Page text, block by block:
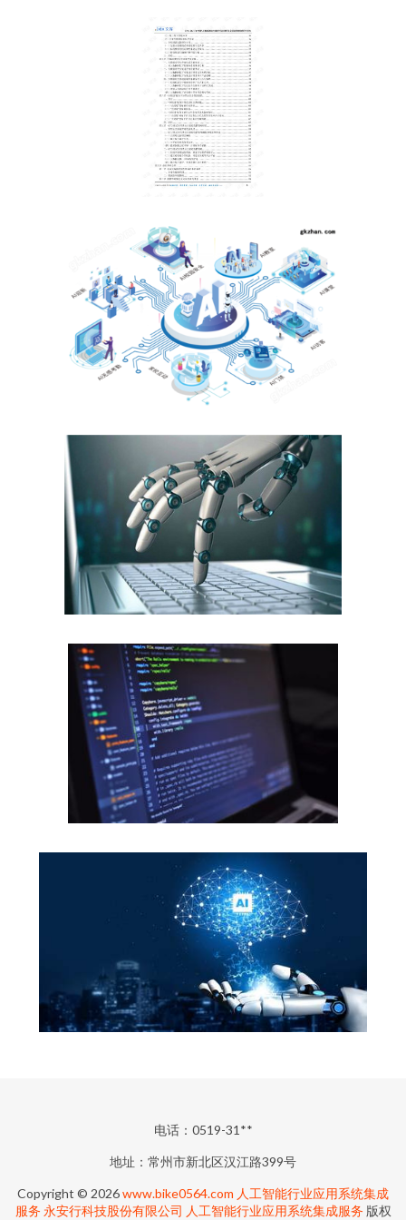
电话：0519-31**
地址：常州市新北区汉江路399号
Copyright © 2026www.bike0564.com 人工智能行业应用系统集成
服务 永安行科技股份有限公司 人工智能行业应用系统集成服务 版权